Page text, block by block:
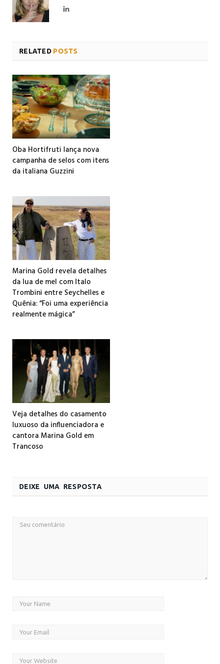
LinkedIn
RELATED POSTS
Oba Hortifruti lança nova
campanha de selos com itens
da italiana Guzzini
Marina Gold revela detalhes
da lua de mel com Italo
Trombini entre Seychelles e
Quênia: “Foi uma experiência
realmente mágica”
Veja detalhes do casamento
luxuoso da influenciadora e
cantora Marina Gold em
Trancoso
DEIXE UMA RESPOSTA